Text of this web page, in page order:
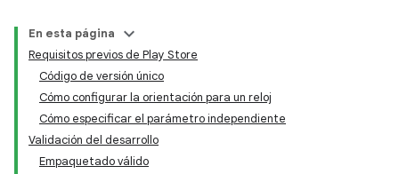
En esta página
Requisitos previos de Play Store
Código de versión único
Cómo configurar la orientación para un reloj
Cómo especificar el parámetro independiente
Validación del desarrollo
Empaquetado válido